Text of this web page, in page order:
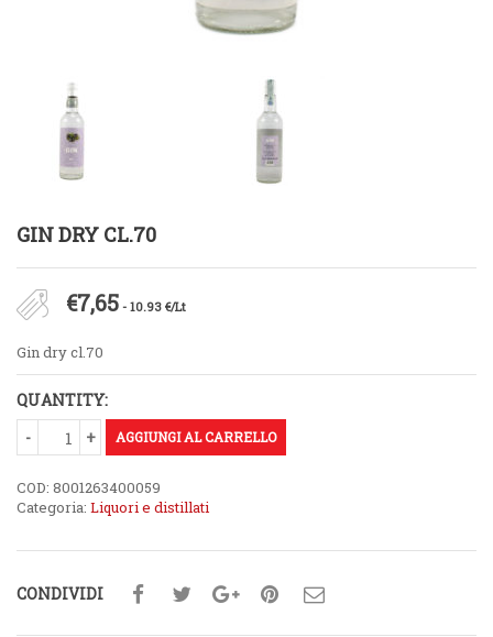
GIN DRY CL.70
€7,65 - 10.93 €/Lt
Gin dry cl.70
QUANTITY:
AGGIUNGI AL CARRELLO
COD: 8001263400059
Categoria: Liquori e distillati
CONDIVIDI